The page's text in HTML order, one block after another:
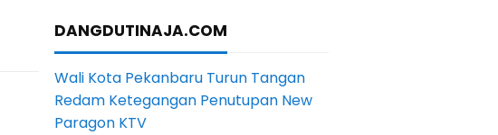
DANGDUTINAJA.COM
Wali Kota Pekanbaru Turun Tangan
Redam Ketegangan Penutupan New
Paragon KTV